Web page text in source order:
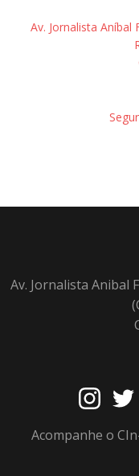
Av. Jornalista Aníbal
Av. Jornalista Anibal
Acompanhe o